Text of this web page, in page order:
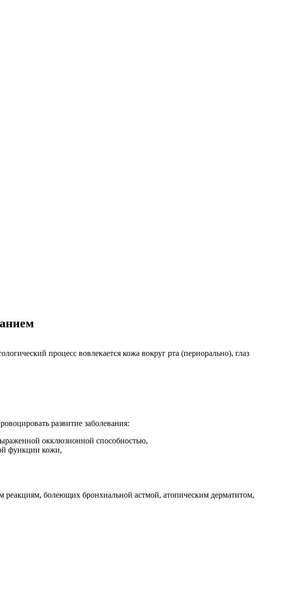
процесс вовлекается кожа вокруг рта (периорально), глаз
развитие заболевания:
окклюзионной способностью,
функции кожи,
реакциям, болеющих бронхиальной астмой, атопическим дерматитом,